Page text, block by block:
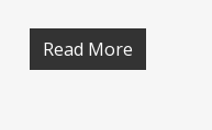
Read More